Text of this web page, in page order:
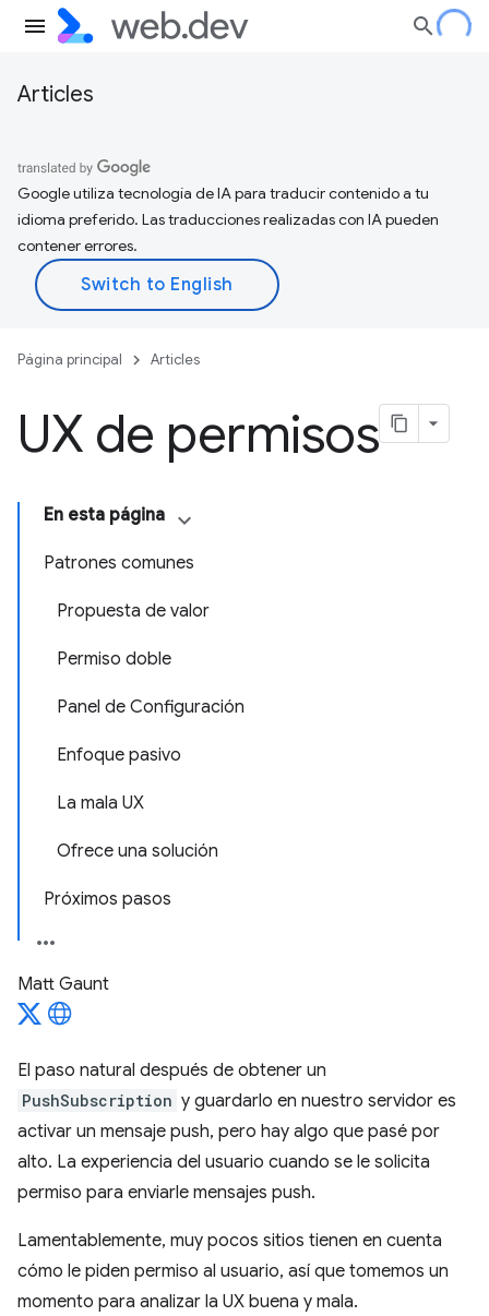
Articles
Google utiliza tecnología de IA para traducir contenido a tu
idioma preferido. Las traducciones realizadas con IA pueden
contener errores.
Página principal Articles
UX de permisos
En esta página
Patrones comunes
Propuesta de valor
Permiso doble
Panel de Configuración
Enfoque pasivo
La mala UX
Ofrece una solución
Próximos pasos
Matt Gaunt
El paso natural después de obtener un
PushSubscription y guardarlo en nuestro servidor es
activar un mensaje push, pero hay algo que pasé por
alto. La experiencia del usuario cuando se le solicita
permiso para enviarle mensajes push.
Lamentablemente, muy pocos sitios tienen en cuenta
cómo le piden permiso al usuario, así que tomemos un
momento para analizar la UX buena y mala.